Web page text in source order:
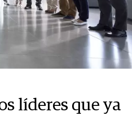
líderes que ya